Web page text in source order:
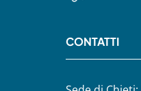
CONTATTI